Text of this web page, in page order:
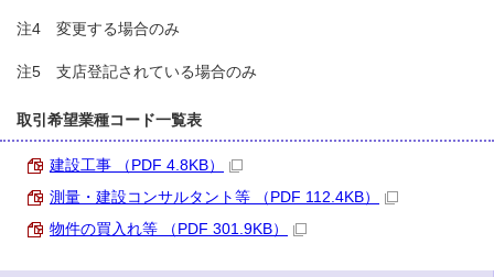
注4 変更する場合のみ
注5 支店登記されている場合のみ
取引希望業種コード一覧表
建設工事 （PDF 4.8KB）
測量・建設コンサルタント等 （PDF 112.4KB）
物件の買入れ等 （PDF 301.9KB）